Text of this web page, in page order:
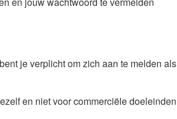
je verplicht om zich aan te melden als
en niet voor commerciële doeleinden